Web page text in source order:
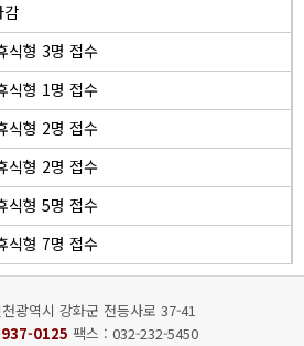
감
식형 3명 접수
식형 1명 접수
식형 2명 접수
식형 2명 접수
식형 5명 접수
식형 7명 접수
광역시 강화군 전등사로 37-41
0125 팩스 : 032-232-5450